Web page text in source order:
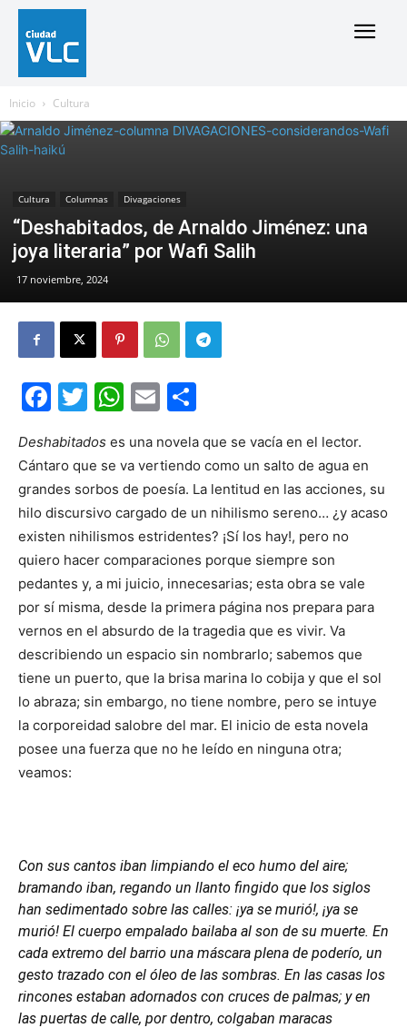
Inicio Cultura
Cultura Columnas Divagaciones
“Deshabitados, de Arnaldo Jiménez: una
joya literaria” por Wafi Salih
17 noviembre, 2024
Facebook
Twitter
WhatsApp
Email
Deshabitados es una novela que se vacía en el lector.
Cántaro que se va vertiendo como un salto de agua en
grandes sorbos de poesía. La lentitud en las acciones, su
hilo discursivo cargado de un nihilismo sereno… ¿y acaso
existen nihilismos estridentes? ¡Sí los hay!, pero no
quiero hacer comparaciones porque siempre son
pedantes y, a mi juicio, innecesarias; esta obra se vale
por sí misma, desde la primera página nos prepara para
vernos en el absurdo de la tragedia que es vivir. Va
describiendo un espacio sin nombrarlo; sabemos que
tiene un puerto, que la brisa marina lo cobija y que el sol
lo abraza; sin embargo, no tiene nombre, pero se intuye
la corporeidad salobre del mar. El inicio de esta novela
posee una fuerza que no he leído en ninguna otra;
veamos:
Con sus cantos iban limpiando el eco humo del aire;
bramando iban, regando un llanto fingido que los siglos
han sedimentado sobre las calles: ¡ya se murió!, ¡ya se
murió! El cuerpo empalado bailaba al son de su muerte. En
cada extremo del barrio una máscara plena de poderío, un
gesto trazado con el óleo de las sombras. En las casas los
rincones estaban adornados con cruces de palmas; y en
las puertas de calle, por dentro, colgaban maracas